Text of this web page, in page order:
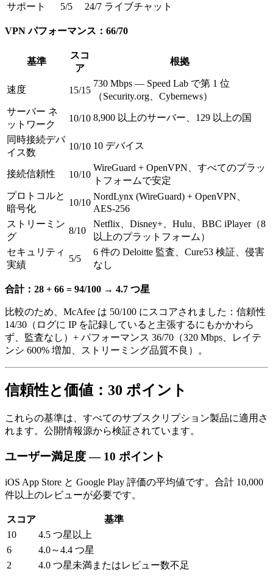
サポート 5/5 24/7 ライブチャット
VPN パフォーマンス：66/70
基準
スコ
ア
根拠
速度 15/15
730 Mbps — Speed Lab で第 1 位
（Security.org、Cybernews）
サーバー ネ
ットワーク
10/10 8,900 以上のサーバー、129 以上の国
同時接続デバ
イス数
10/10 10 デバイス
接続信頼性 10/10
WireGuard + OpenVPN、すべてのプラッ
トフォームで安定
プロトコルと
暗号化
10/10
NordLynx (WireGuard) + OpenVPN、
AES-256
ストリーミン
グ
8/10
Netflix、Disney+、Hulu、BBC iPlayer（8
以上のプラットフォーム）
セキュリティ
実績
5/5
6 件の Deloitte 監査、Cure53 検証、侵害
なし
合計：28 + 66 = 94/100 → 4.7 つ星
比較のため、McAfee は 50/100 にスコアされました：信頼性
14/30（ログに IP を記録していると主張するにもかかわら
ず、監査なし）+ パフォーマンス 36/70（320 Mbps、レイテ
ンシ 600% 増加、ストリーミング品質不良）。
信頼性と価値：30 ポイント
これらの基準は、すべてのサブスクリプション製品に適用さ
れます。公開情報源から検証されています。
ユーザー満足度 — 10 ポイント
iOS App Store と Google Play 評価の平均値です。合計 10,000
件以上のレビューが必要です。
スコア
基準
10
4.5 つ星以上
6
4.0～4.4 つ星
2
4.0 つ星未満またはレビュー数不足